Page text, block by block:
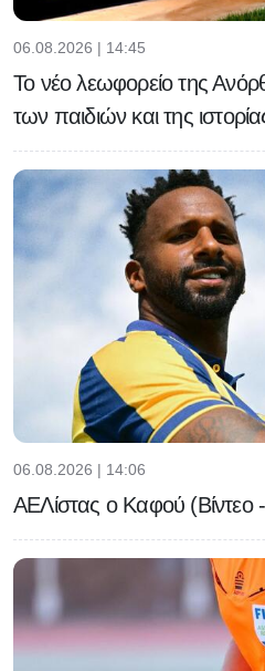
06.08.2026 | 14:45
Το νέο λεωφορείο της
των παιδιών και της
06.08.2026 | 14:06
ΑΕΛίστας ο Καφού (Βίντεο